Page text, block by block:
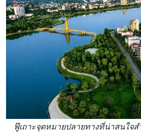
ฟู๊เถาะจุดหมายปลายทางที่น่าสนใจ